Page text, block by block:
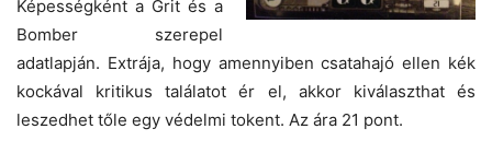
Képességként a Grit és a
Bomber szerepel
adatlapján. Extrája, hogy amennyiben csatahajó ellen kék
kockával kritikus találatot ér el, akkor kiválaszthat és
leszedhet tőle egy védelmi tokent. Az ára 21 pont.